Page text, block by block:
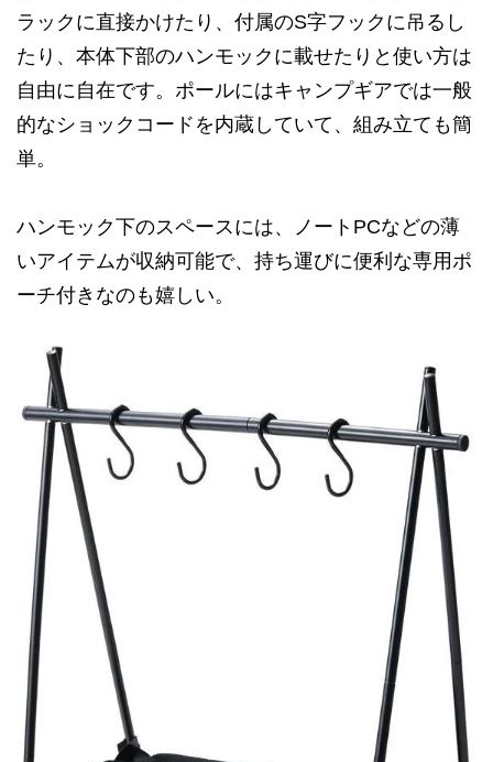
ラックに直接かけたり、付属のS字フックに吊るし
たり、本体下部のハンモックに載せたりと使い方は
自由に自在です。ポールにはキャンプギアでは一般
的なショックコードを内蔵していて、組み立ても簡
単。
ハンモック下のスペースには、ノートPCなどの薄
いアイテムが収納可能で、持ち運びに便利な専用ポ
ーチ付きなのも嬉しい。